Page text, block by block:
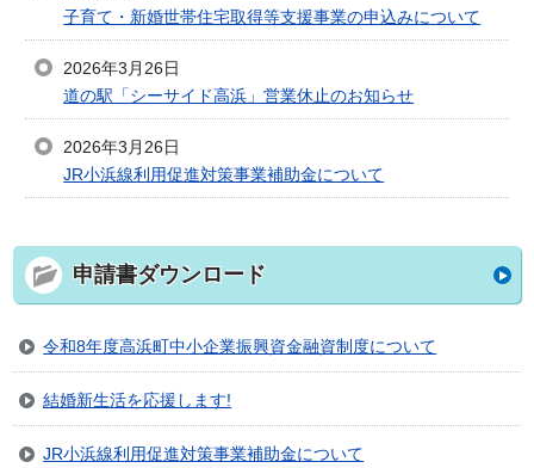
子育て・新婚世帯住宅取得等支援事業の申込みについて
2026年3月26日
道の駅「シーサイド高浜」営業休止のお知らせ
2026年3月26日
JR小浜線利用促進対策事業補助金について
申請書ダウンロード
令和8年度高浜町中小企業振興資金融資制度について
結婚新生活を応援します!
JR小浜線利用促進対策事業補助金について